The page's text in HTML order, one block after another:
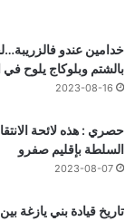
خدامين عندو
بالشتم وبلوكاج يلوح في
2023-08-16
حصري : هذه لائحة
السلطة بإقليم صفرو
2023-08-07
تاريخ قيادة بني يازغة